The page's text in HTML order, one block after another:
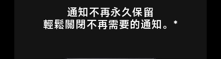
通知不再永久保留
輕鬆關閉不再需要的通知。*